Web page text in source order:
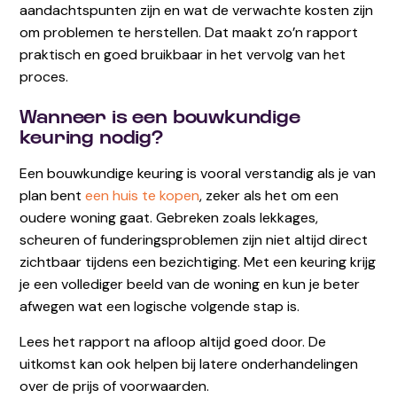
aandachtspunten zijn en wat de verwachte kosten zijn
om problemen te herstellen. Dat maakt zo’n rapport
praktisch en goed bruikbaar in het vervolg van het
proces.
Wanneer is een bouwkundige
keuring nodig?
Een bouwkundige keuring is vooral verstandig als je van
plan benteen huis te kopen, zeker als het om een
oudere woning gaat. Gebreken zoals lekkages,
scheuren of funderingsproblemen zijn niet altijd direct
zichtbaar tijdens een bezichtiging. Met een keuring krijg
je een vollediger beeld van de woning en kun je beter
afwegen wat een logische volgende stap is.
Lees het rapport na afloop altijd goed door. De
uitkomst kan ook helpen bij latere onderhandelingen
over de prijs of voorwaarden.